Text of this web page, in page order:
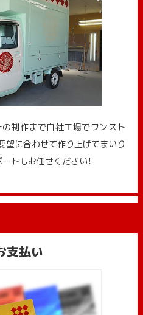
制作まで自社工場でワンスト
望に合わせて作り上げてまいり
トもお任せください！
支払い